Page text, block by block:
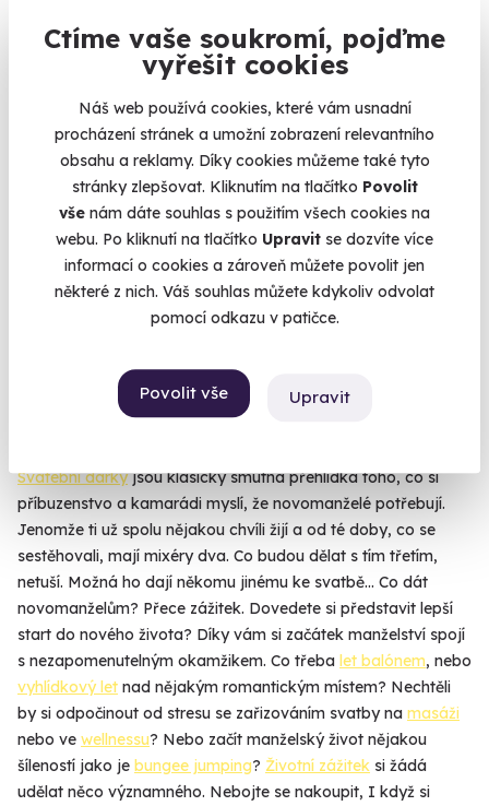
Ctíme vaše soukromí, pojďme
vyřešit cookies
Náš web používá cookies, které vám usnadní
procházení stránek a umožní zobrazení relevantního
obsahu a reklamy. Díky cookies můžeme také tyto
stránky zlepšovat. Kliknutím na tlačítko Povolit
vše nám dáte souhlas s použitím všech cookies na
webu. Po kliknutí na tlačítko Upravit se dozvíte více
informací o cookies a zároveň můžete povolit jen
některé z nich. Váš souhlas můžete kdykoliv odvolat
pomocí odkazu v patičce.
Povolit vše Upravit
Zážitková střelba: Nejsilnější zbraně - 5
zbraní
Čeká vás 9 výstřelů!
Otrokovice - vnitřní střelnice
(+ 28 dalších lokalit)
Svatební dárkyjsou klasicky smutná přehlídka toho, co si
příbuzenstvo a kamarádi myslí, že novomanželé potřebují.
Jenomže ti už spolu nějakou chvíli žijí a od té doby, co se
sestěhovali, mají mixéry dva. Co budou dělat s tím třetím,
netuší. Možná ho dají někomu jinému ke svatbě... Co dát
novomanželům? Přece zážitek. Dovedete si představit lepší
start do nového života? Díky vám si začátek manželství spojí
s nezapomenutelným okamžikem. Co třeba let balónem, nebo
vyhlídkový let nad nějakým romantickým místem? Nechtěli
by si odpočinout od stresu se zařizováním svatby na masáži
nebo ve wellnessu? Nebo začít manželský život nějakou
šíleností jako je bungee jumping? Životní zážitek si žádá
udělat něco významného. Nebojte se nakoupit, I když si